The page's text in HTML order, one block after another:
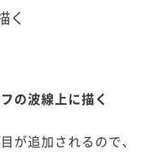
く
の波線上に描く
が追加されるので、